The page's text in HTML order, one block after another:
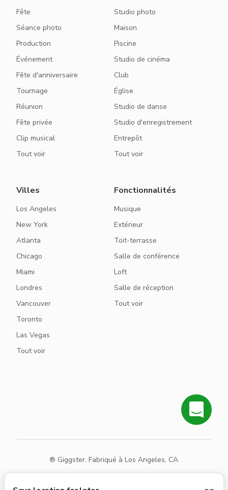
Fête
Séance photo
Production
Événement
Fête d'anniversaire
Tournage
Réunion
Fête privée
Clip musical
Tout voir
Studio photo
Maison
Piscine
Studio de cinéma
Club
Église
Studio de danse
Studio d'enregistrement
Entrepôt
Tout voir
Villes
Los Angeles
New York
Atlanta
Chicago
Miami
Londres
Vancouver
Toronto
Las Vegas
Tout voir
Fonctionnalités
Musique
Extérieur
Toit-terrasse
Salle de conférence
Loft
Salle de réception
Tout voir
® Giggster. Fabriqué à Los Angeles, CA